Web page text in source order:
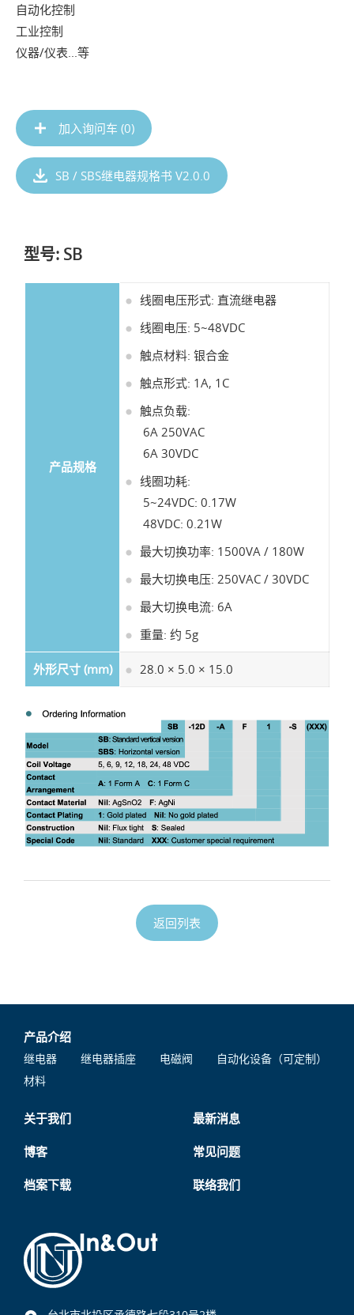
自动化控制
工业控制
仪器/仪表...等
加入询问车 (0)
SB / SBS继电器规格书 V2.0.0
型号: SB
产品规格
线圈电压形式: 直流继电器
线圈电压: 5~48VDC
触点材料: 银合金
触点形式: 1A, 1C
触点负载:
6A 250VAC
6A 30VDC
线圈功耗:
5~24VDC: 0.17W
48VDC: 0.21W
最大切换功率: 1500VA / 180W
最大切换电压: 250VAC / 30VDC
最大切换电流: 6A
重量: 约 5g
外形尺寸 (mm) 28.0 × 5.0 × 15.0
返回列表
产品介绍
继电器 继电器插座 电磁阀
自动化设备（可定制）
材料
关于我们 最新消息
博客 常见问题
档案下载 联络我们